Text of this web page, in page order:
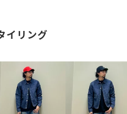
についているタグをお読みにな
レッドタブは、LEVI'S(R)の文字
様に製品不具合ではありません。
で、交換・返品をお受けできませ
選びいただけませんので、予めご
イリング